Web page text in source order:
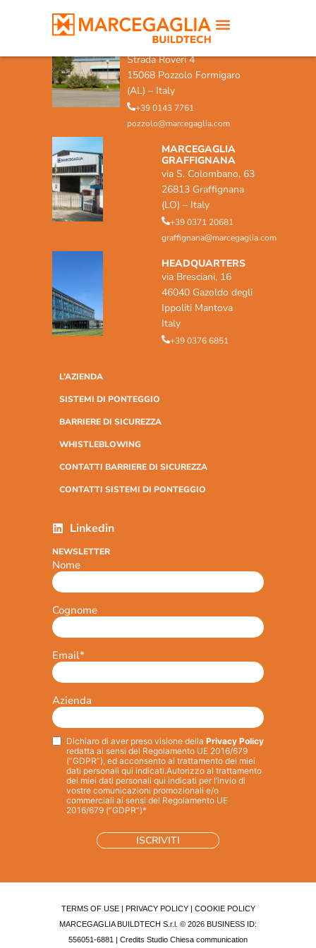
MARCEGAGLIA POZZOLO
FORMIGARO
Strada Roveri 4
15068 Pozzolo Formigaro
(AL) – Italy
+39 0143 7761
pozzolo@marcegaglia.com
MARCEGAGLIA
GRAFFIGNANA
via S. Colombano, 63
26813 Graffignana
(LO) – Italy
+39 0371 20681
graffignana@marcegaglia.com
HEADQUARTERS
via Bresciani, 16
46040 Gazoldo degli
Ippoliti Mantova
Italy
+39 0376 6851
L’AZIENDA
SISTEMI DI PONTEGGIO
BARRIERE DI SICUREZZA
WHISTLEBLOWING
CONTATTI BARRIERE DI SICUREZZA
CONTATTI SISTEMI DI PONTEGGIO
Linkedin
NEWSLETTER
Nome
Cognome
Email*
Azienda
Privacy*
Dichiaro di aver preso visione della Privacy Policy
redatta ai sensi del Regolamento UE 2016/679
(“GDPR”), ed acconsento al trattamento dei miei
dati personali qui indicati.Autorizzo al trattamento
dei miei dati personali qui indicati per l’invio di
vostre comunicazioni promozionali e/o
commerciali ai sensi del Regolamento UE
2016/679 (“GDPR”)*
TERMS OF USE| PRIVACY POLICY| COOKIE POLICY
MARCEGAGLIA BUILDTECH S.r.l. © 2026 BUSINESS ID:
556051-6881 | Credits Studio Chiesa communication